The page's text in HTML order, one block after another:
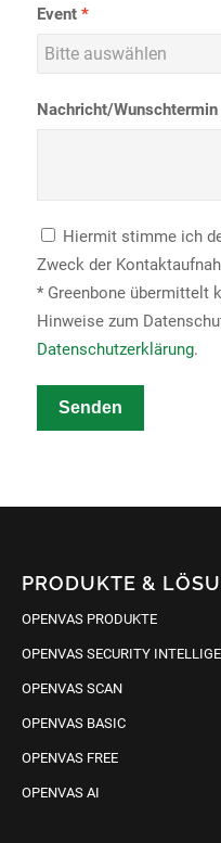
Event
Nachricht/Wunschtermin
Hiermit stimme ich
Zweck der
* Greenbone übermittelt
Hinweise zum
Datenschutzerklärung.
Senden
PRODUKTE &
OPENVAS PRODUKTE
OPENVAS SECURITY
OPENVAS SCAN
OPENVAS BASIC
OPENVAS FREE
OPENVAS AI